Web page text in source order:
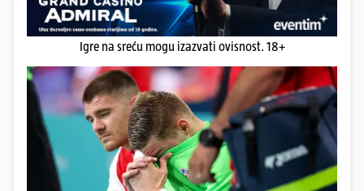
Igre na sreću mogu izazvati ovisnost. 18+